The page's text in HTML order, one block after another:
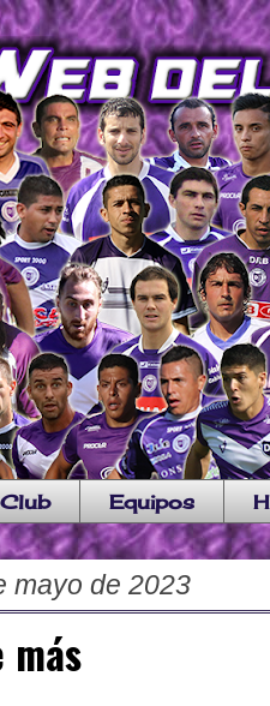
Equipos
mayo de 2023
más